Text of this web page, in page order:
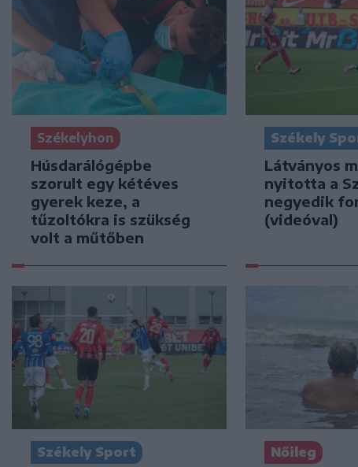
Székelyhon
Húsdarálógépbe
szorult egy kétéves
gyerek keze, a
tűzoltókra is szükség
volt a műtőben
Székely
Látványos
nyitotta a
negyedik
(videóval)
Székely Sport Nőileg